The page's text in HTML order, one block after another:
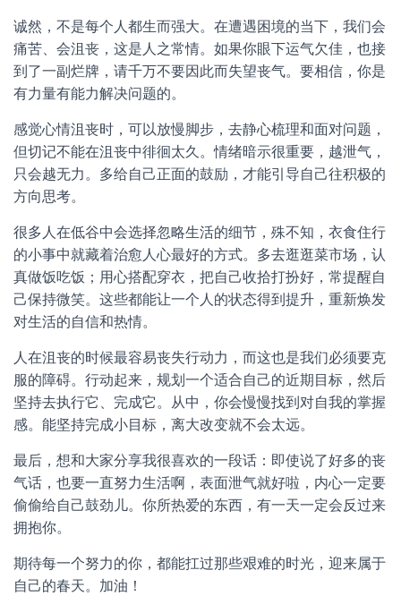
诚然，不是每个人都生而强大。在遭遇困境的当下，我们会
痛苦、会沮丧，这是人之常情。如果你眼下运气欠佳，也接
到了一副烂牌，请千万不要因此而失望丧气。要相信，你是
有力量有能力解决问题的。
感觉心情沮丧时，可以放慢脚步，去静心梳理和面对问题，
但切记不能在沮丧中徘徊太久。情绪暗示很重要，越泄气，
只会越无力。多给自己正面的鼓励，才能引导自己往积极的
方向思考。
很多人在低谷中会选择忽略生活的细节，殊不知，衣食住行
的小事中就藏着治愈人心最好的方式。多去逛逛菜市场，认
真做饭吃饭；用心搭配穿衣，把自己收拾打扮好，常提醒自
己保持微笑。这些都能让一个人的状态得到提升，重新焕发
对生活的自信和热情。
人在沮丧的时候最容易丧失行动力，而这也是我们必须要克
服的障碍。行动起来，规划一个适合自己的近期目标，然后
坚持去执行它、完成它。从中，你会慢慢找到对自我的掌握
感。能坚持完成小目标，离大改变就不会太远。
最后，想和大家分享我很喜欢的一段话：即使说了好多的丧
气话，也要一直努力生活啊，表面泄气就好啦，内心一定要
偷偷给自己鼓劲儿。你所热爱的东西，有一天一定会反过来
拥抱你。
期待每一个努力的你，都能扛过那些艰难的时光，迎来属于
自己的春天。加油！